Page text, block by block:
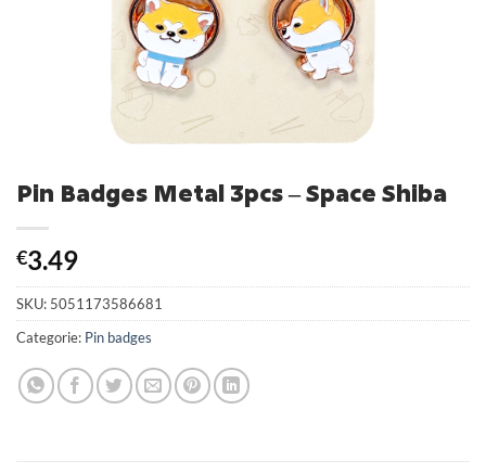
Pin Badges Metal 3pcs – Space Shiba
€3.49
SKU: 5051173586681
Categorie: Pin badges